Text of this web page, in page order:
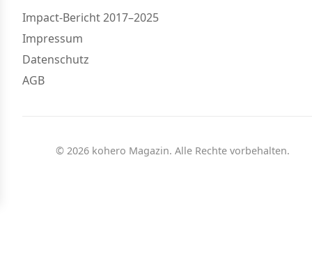
Impact-Bericht 2017–2025
Impressum
Datenschutz
AGB
© 2026 kohero Magazin. Alle Rechte vorbehalten.